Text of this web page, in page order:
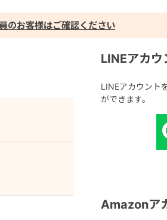
のお客様はご確認ください
LINEアカウ
LINEアカウント
ができます。
Amazonア